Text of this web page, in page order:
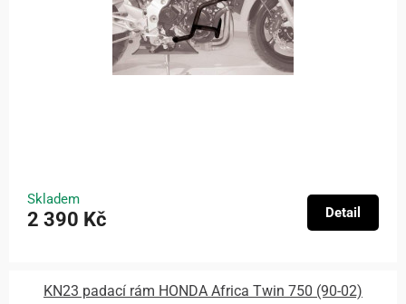
Skladem
2 390 Kč Detail
KN23 padací rám HONDA Africa Twin 750 (90-02)